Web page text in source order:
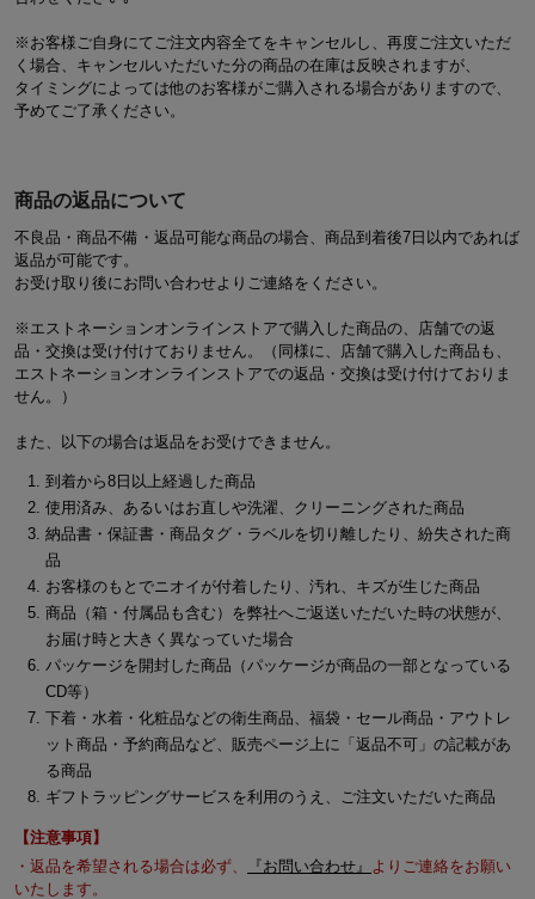
※お客様ご自身にてご注文内容全てをキャンセルし、再度ご注文いただ
く場合、キャンセルいただいた分の商品の在庫は反映されますが、
タイミングによっては他のお客様がご購入される場合がありますので、
予めてご了承ください。
商品の返品について
不良品・商品不備・返品可能な商品の場合、商品到着後7日以内であれば
返品が可能です。
お受け取り後にお問い合わせよりご連絡をください。
※エストネーションオンラインストアで購入した商品の、店舗での返
品・交換は受け付けておりません。（同様に、店舗で購入した商品も、
エストネーションオンラインストアでの返品・交換は受け付けておりま
せん。）
また、以下の場合は返品をお受けできません。
到着から8日以上経過した商品
使用済み、あるいはお直しや洗濯、クリーニングされた商品
納品書・保証書・商品タグ・ラベルを切り離したり、紛失された商
品
お客様のもとでニオイが付着したり、汚れ、キズが生じた商品
商品（箱・付属品も含む）を弊社へご返送いただいた時の状態が、
お届け時と大きく異なっていた場合
パッケージを開封した商品（パッケージが商品の一部となっている
CD等）
下着・水着・化粧品などの衛生商品、福袋・セール商品・アウトレ
ット商品・予約商品など、販売ページ上に「返品不可」の記載があ
る商品
ギフトラッピングサービスを利用のうえ、ご注文いただいた商品
【注意事項】
・返品を希望される場合は必ず、
『お問い合わせ』
よりご連絡をお願い
いたします。